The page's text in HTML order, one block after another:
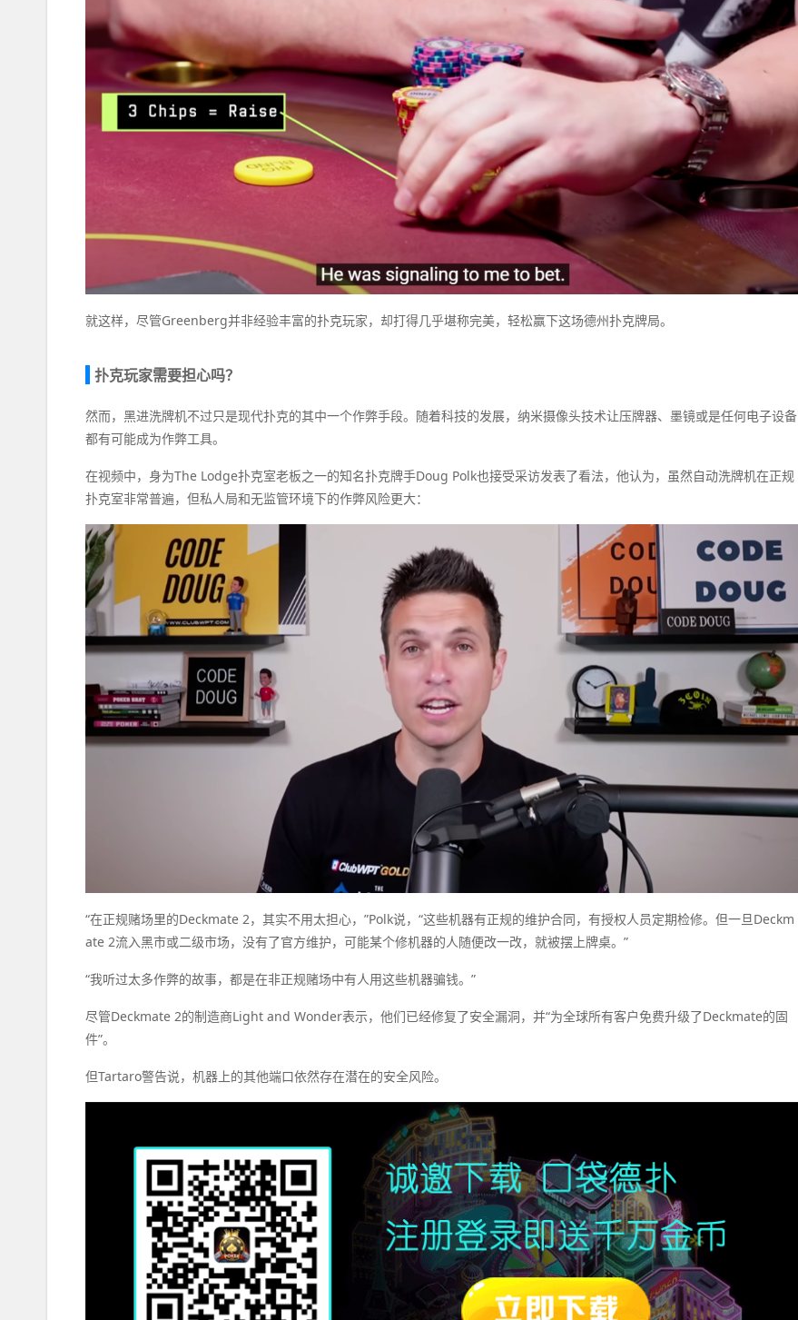
就这样，尽管Greenberg并非经验丰富的扑克玩家，却打得几乎堪称完美，轻松赢下这场德州扑克牌局。
扑克玩家需要担心吗？
然而，黑进洗牌机不过只是现代扑克的其中一个作弊手段。随着科技的发展，纳米摄像头技术让压牌器、墨镜或是任何电子设备
都有可能成为作弊工具。
在视频中，身为The Lodge扑克室老板之一的知名扑克牌手Doug Polk也接受采访发表了看法，他认为，虽然自动洗牌机在正规
扑克室非常普遍，但私人局和无监管环境下的作弊风险更大：
“在正规赌场里的Deckmate 2，其实不用太担心，”Polk说，“这些机器有正规的维护合同，有授权人员定期检修。但一旦Deckm
ate 2流入黑市或二级市场，没有了官方维护，可能某个修机器的人随便改一改，就被摆上牌桌。”
“我听过太多作弊的故事，都是在非正规赌场中有人用这些机器骗钱。”
尽管Deckmate 2的制造商Light and Wonder表示，他们已经修复了安全漏洞，并“为全球所有客户免费升级了Deckmate的固
件”。
但Tartaro警告说，机器上的其他端口依然存在潜在的安全风险。